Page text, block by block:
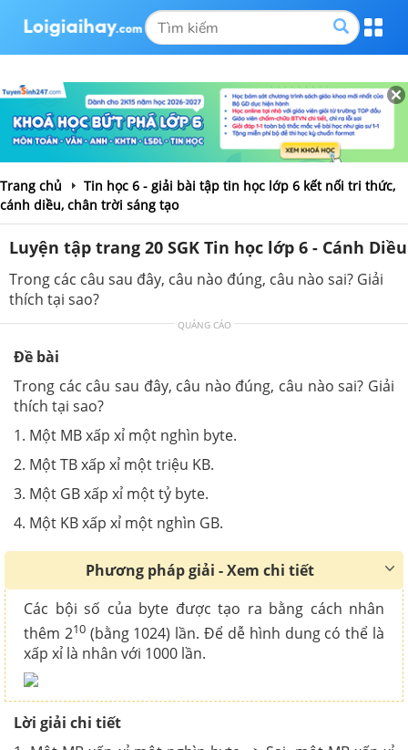
Trang chủ
Tin học 6 - giải bài tập tin học lớp 6 kết nối tri thức,
cánh diều, chân trời sáng tạo
Luyện tập trang 20 SGK Tin học lớp 6 - Cánh Diều
Trong các câu sau đây, câu nào đúng, câu nào sai? Giải
thích tại sao?
QUẢNG CÁO
Đề bài
Trong các câu sau đây, câu nào đúng, câu nào sai? Giải
thích tại sao?
1. Một MB xấp xỉ một nghìn byte.
2. Một TB xấp xỉ một triệu KB.
3. Một GB xấp xỉ một tỷ byte.
4. Một KB xấp xỉ một nghìn GB.
Phương pháp giải - Xem chi tiết
Các bội số của byte được tạo ra bằng cách nhân
thêm 210(bằng 1024) lần. Để dễ hình dung có thể là
xấp xỉ là nhân với 1000 lần.
Lời giải chi tiết